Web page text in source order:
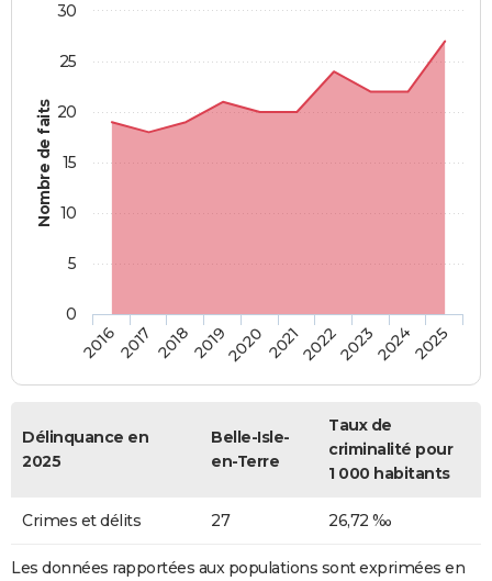
Nombre de faits
20162017 20182019202020212022202320242025
0
5
10
15
20
25
30
Délinquance en
2025
Belle-Isle-
en-Terre
Taux de
criminalité pour
1 000 habitants
Crimes et délits 27 26,72 ‰
Les données rapportées aux populations sont exprimées en